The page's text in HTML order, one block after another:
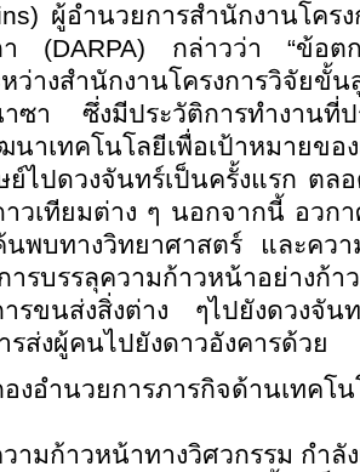
) ผู้อำนวยการสำนักงานโคร
า (DARPA) กล่าวว่า “ข้อต
างสำนักงานโครงการวิจัยขั้น
าซา ซึ่งมีประวัติการทำงานที่
าเทคโนโลยีเพื่อเป้าหมายขอ
ไปดวงจันทร์เป็นครั้งแรก ตล
วเทียมต่าง ๆ นอกจากนี้ อวก
พบทางวิทยาศาสตร์ และควา
บรรลุความก้าวหน้าอย่างก้า
รขนส่งสิ่งต่าง ๆไปยังดวงจัน
ส่งผู้คนไปยังดาวอังคารด้วย
งอำนวยการภารกิจด้านเทคโ
มก้าวหน้าทางวิศวกรรม กำลั